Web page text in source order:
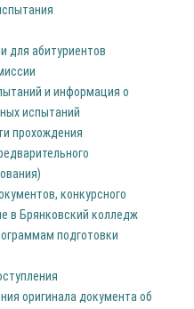
для абитуриентов
и информация о
испытаний
прохождения
конкурсного
в Брянковский колледж
подготовки
оригинала документа об